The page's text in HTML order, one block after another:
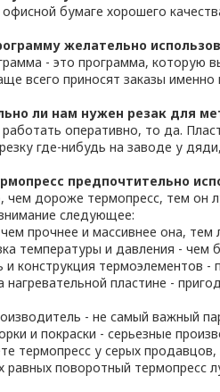
бумаге хорошего
желательно
- это программа, которую
всего приносят заказы
ли нам нужен резак для
работать оперативно, то да.
где-нибудь на заводе у
предпочтительно
чем дороже термопресс, тем он
следующее:
прочнее и массивнее она, тем
температуры и давления -
конструкция термоэлементов
нагревательной пластине -
- не самый важный
и покраски - серьезные
термопресс у серых
равных поворотный термопресс